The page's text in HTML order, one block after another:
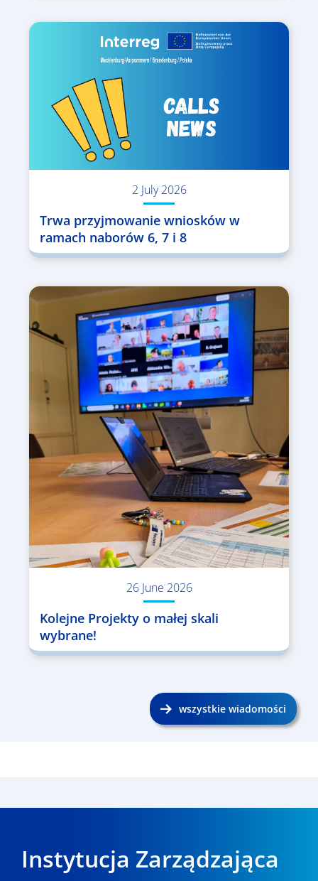
2 July 2026
Trwa przyjmowanie wniosków w
ramach naborów 6, 7 i 8
26 June 2026
Kolejne Projekty o małej skali
wybrane!
wszystkie wiadomości
Instytucja Zarządzająca